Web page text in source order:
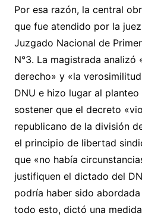
Por esa razón, la central
que fue atendido por la
Juzgado Nacional de
N°3. La magistrada analizó
derecho» y «la
DNU e hizo lugar al
sostener que el decreto
republicano de la división
el principio de libertad
que «no había
justifiquen el dictado del
podría haber sido
todo esto, dictó una